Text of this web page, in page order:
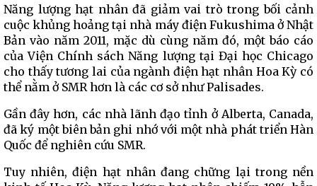
Năng lượng hạt nhân đã giảm vai trò trong bối cảnh
cuộc khủng hoảng tại nhà máy điện Fukushima ở Nhật
Bản vào năm 2011, mặc dù cùng năm đó, một báo cáo
của Viện Chính sách Năng lượng tại Đại học Chicago
cho thấy tương lai của ngành điện hạt nhân Hoa Kỳ có
thể nằm ở SMR hơn là các cơ sở như Palisades.
Gần đây hơn, các nhà lãnh đạo tỉnh ở Alberta, Canada,
đã ký một biên bản ghi nhớ với một nhà phát triển Hàn
Quốc để nghiên cứu SMR.
Tuy nhiên, điện hạt nhân đang chững lại trong nền